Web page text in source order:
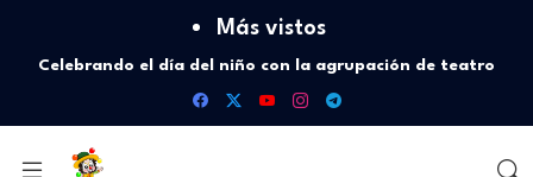
Más vistos
Celebrando el día del niño con la agrupación de teatro
infantil “El Baúl de Los Sueños”